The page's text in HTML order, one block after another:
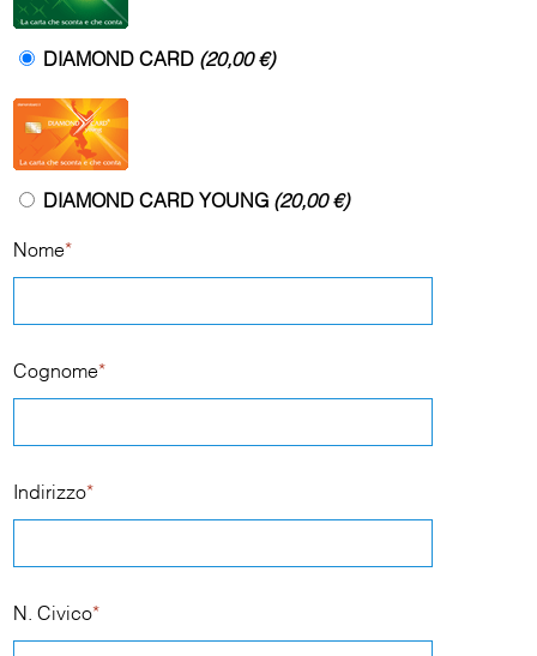
DIAMOND CARD (20,00 €)
DIAMOND CARD YOUNG (20,00 €)
Nome*
Cognome*
Indirizzo*
N. Civico*